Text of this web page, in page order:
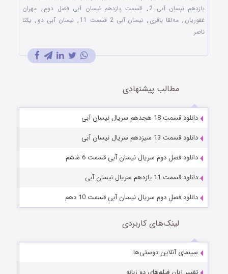
یازدهم نیسان آبی 2
, قسمت یازدهم نیسان آبی فصل دوم , مهران
غفوریان , مه‌لقا باقری , نیسان آبی 2 قسمت 11 , نیسان آبی دو , یکتا
ناصر
مطالب پیشنهادی
دانلود قسمت 18 هجدهم سریال نیسان آبی
دانلود قسمت 13 سیزدهم سریال نیسان آبی
دانلود فصل دوم سریال نیسان آبی قسمت 6 ششم
دانلود قسمت 11 یازدهم سریال نیسان آبی
دانلود فصل دوم سریال نیسان آبی قسمت 10 دهم
لینک‌های کاربردی
سینمای آنلاین دوستی‌ها